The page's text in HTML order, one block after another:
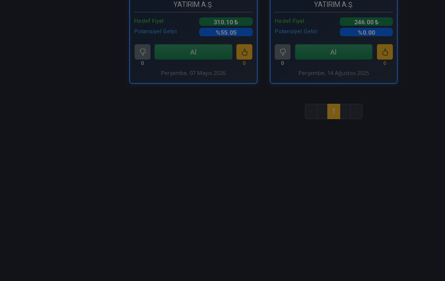
YATIRIM A.Ş.
Hedef Fiyat 310.10 ₺
Potansiyel Getiri %55.05
0
Al
0
Perşembe, 07 Mayıs 2026
YATIRIM A.Ş.
Hedef Fiyat 246.00 ₺
Potansiyel Getiri %0.00
0
Al
0
Perşembe, 14 Ağustos 2025
1